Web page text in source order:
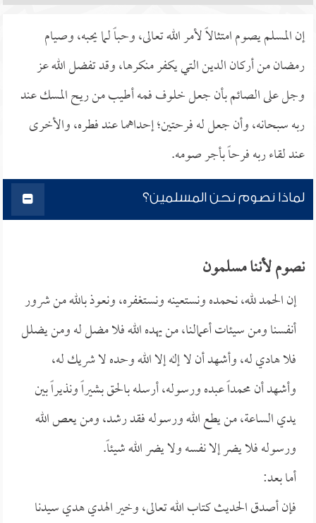
إن المسلم يصوم امتثالاً لأمر الله تعالى، وحباً لما يحبه، وصيام
رمضان من أركان الدين التي يكفر منكرها، وقد تفضل الله عز
وجل على الصائم بأن جعل خلوف فمه أطيب من ريح المسك عند
ربه سبحانه، وأن جعل له فرحتين؛ إحداهما عند فطره، والأخرى
عند لقاء ربه فرحاً بأجر صومه.
لماذا نصوم نحن المسلمين؟
نصوم لأننا مسلمون
إن الحمد لله، نحمده ونستعينه ونستغفره، ونعوذ بالله من شرور
أنفسنا ومن سيئات أعمالنا، من يهده الله فلا مضل له ومن يضلل
فلا هادي له، وأشهد أن لا إله إلا الله وحده لا شريك له،
وأشهد أن محمداً عبده ورسوله، أرسله بالحق بشيراً ونذيراً بين
يدي الساعة، من يطع الله ورسوله فقد رشد، ومن يعص الله
ورسوله فلا يضر إلا نفسه ولا يضر الله شيئاً.
أما بعد:
فإن أصدق الحديث كتاب الله تعالى، وخير الهدي هدي سيدنا